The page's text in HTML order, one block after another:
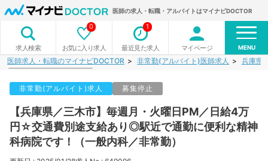
医師の求人・転職・アルバイトはマイナビDOCTOR
求人検索 お気に入り求人
0
最近見た求人
1
マイページ MENU
医師求人・転職のマイナビDOCTOR 非常勤(アルバイト)医師求人 兵庫県
非常勤(アルバイト)求人 募集停止
【兵庫県／三木市】毎週月・火曜日PM／日給4万
円☆交通費別途支給あり◎駅近で通勤に便利な精神
科病院です！（一般内科／非常勤）